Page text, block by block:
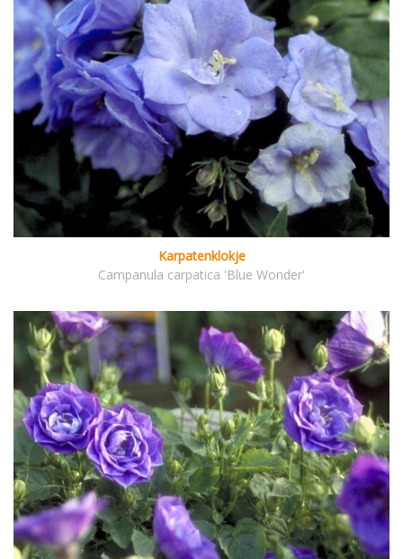
Karpatenklokje
Campanula carpatica 'Blue Wonder'